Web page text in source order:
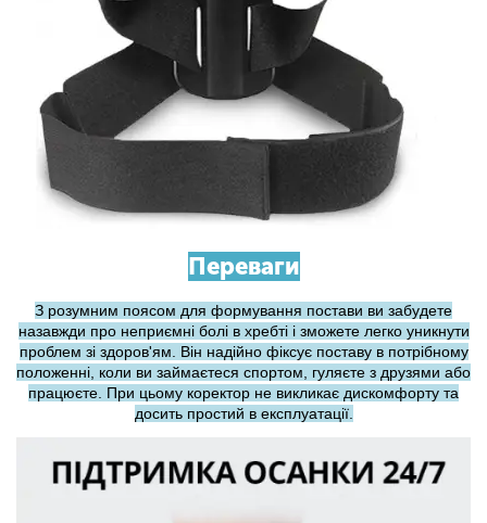
Переваги
З розумним поясом для формування постави ви забудете
назавжди про неприємні болі в хребті і зможете легко уникнути
проблем зі здоров'ям. Він надійно фіксує поставу в потрібному
положенні, коли ви займаєтеся спортом, гуляєте з друзями або
працюєте. При цьому коректор не викликає дискомфорту та
досить простий в експлуатації.